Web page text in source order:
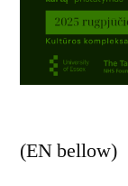
(EN bellow)